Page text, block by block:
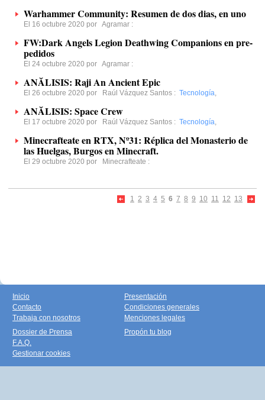
Warhammer Community: Resumen de dos dias, en uno
El 16 octubre 2020 por Agramar :
FW:Dark Angels Legion Deathwing Companions en pre-
pedidos
El 24 octubre 2020 por Agramar :
ANĂLISIS: Raji An Ancient Epic
El 26 octubre 2020 por Raúl Vázquez Santos : Tecnología,
ANĂLISIS: Space Crew
El 17 octubre 2020 por Raúl Vázquez Santos : Tecnología,
Minecrafteate en RTX, Nº31: Réplica del Monasterio de
las Huelgas, Burgos en Minecraft.
El 29 octubre 2020 por Minecrafteate :
1 2 3 4 5 6 7 8 9 10 11 12 13
Inicio
Contacto
Trabaja con nosotros
Presentación
Condiciones generales
Menciones legales
Dossier de Prensa
F.A.Q.
Gestionar cookies
Propón tu blog